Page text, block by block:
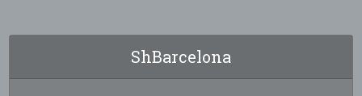
ShBarcelona